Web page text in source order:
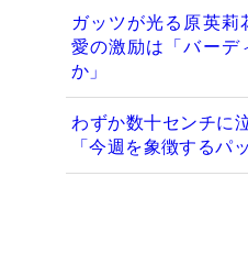
ガッツが光る原英
愛の激励は「バーデ
か」
わずか数十センチに
「今週を象徴するパ